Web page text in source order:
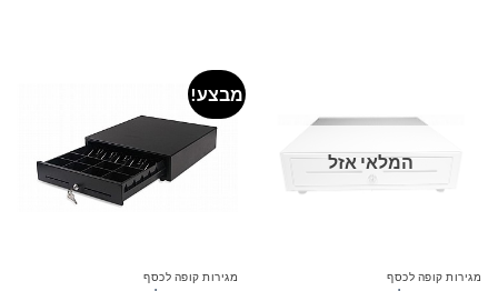
המלאי אזל
מגירות קופה לכסף
מבצע!
מגירות קופה לכסף